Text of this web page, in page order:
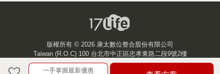
一手掌握最新優惠
版權所有 © 2026 康太數位整合股份有限公司
Taiwan (R.O.C) 100 台北市中正區忠孝東路二段9號2樓